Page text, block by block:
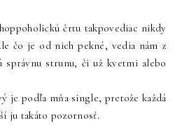
črtu takpovediac nikdy
čo je od nich pekné, vedia nám z
správnu strunu, či už kvetmi alebo
je podľa mňa single, pretože každá
ju takáto pozornosť.